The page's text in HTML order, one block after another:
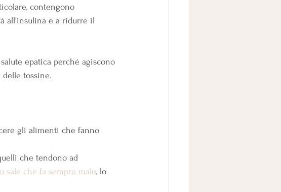
contengono
all'insulina e a ridurre il
epatica perché agiscono
delle tossine.
gli alimenti che fanno
che tendono ad
sale che fa sempre male, lo